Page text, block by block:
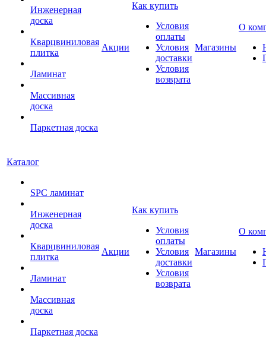
Инженерная
доска
Кварцвиниловая
плитка
Ламинат
Массивная
доска
Паркетная доска
Акции
Как купить
Условия
оплаты
Условия
доставки
Условия
возврата
Магазины
О
Каталог
SPC ламинат
Инженерная
доска
Кварцвиниловая
плитка
Ламинат
Массивная
доска
Паркетная доска
Акции
Как купить
Условия
оплаты
Условия
доставки
Условия
возврата
Магазины
О